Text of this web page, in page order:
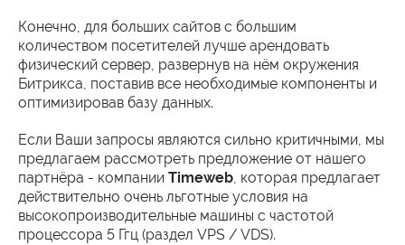
Конечно, для больших сайтов с большим
количеством посетителей лучше арендовать
физический сервер, развернув на нём окружения
Битрикса, поставив все необходимые компоненты и
оптимизировав базу данных.
Если Ваши запросы являются сильно критичными, мы
предлагаем рассмотреть предложение от нашего
партнёра - компании Timeweb, которая предлагает
действительно очень льготные условия на
высокопроизводительные машины с частотой
процессора 5 Ггц (раздел VPS / VDS).